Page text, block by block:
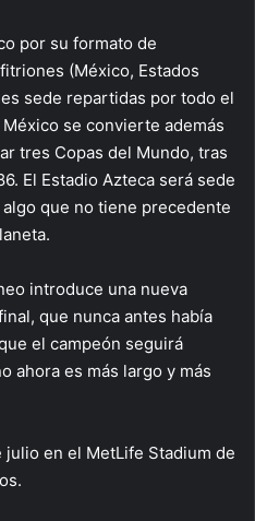
por su formato de
(México, Estados
sede repartidas por todo el
se convierte además
tres Copas del Mundo, tras
El Estadio Azteca será sede
que no tiene precedente
introduce una nueva
que nunca antes había
el campeón seguirá
ahora es más largo y más
julio en el MetLife Stadium de